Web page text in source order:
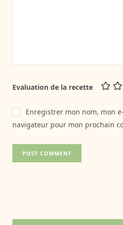
Evaluation de la recette
Enregistrer mon nom, mon
navigateur pour mon prochain